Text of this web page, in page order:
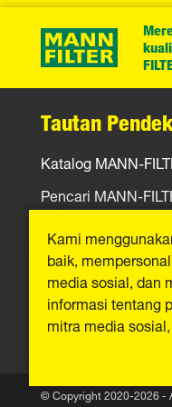
Tautan Pendek
Katalog MANN-
Pencari MANN-
Peras
Kontak
© Copyright 2020-2026 -
Kami
baik,
media sosial, dan
informasi tentang
mitra media